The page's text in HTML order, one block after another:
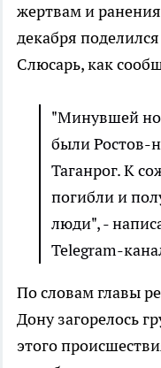
жертвам и
декабря
Слюсарь, как
"Минувшей
были Ростов-
Таганрог. К
погибли и
люди", -
Telegram-
По словам главы
Дону загорелось
этого